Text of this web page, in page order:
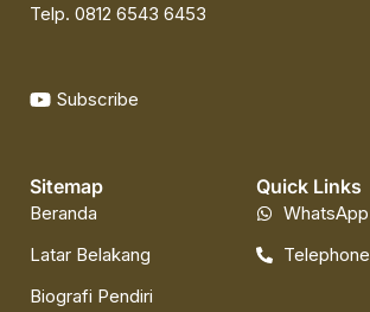
Telp. 0812 6543 6453
Subscribe
Sitemap
Beranda
Latar Belakang
Biografi Pendiri
Quick Links
WhatsApp
Telephone